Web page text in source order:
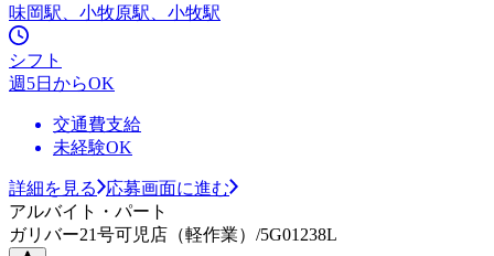
味岡駅、小牧原駅、小牧駅
シフト
週5日からOK
交通費支給
未経験OK
詳細を見る
応募画面に進む
アルバイト・パート
ガリバー21号可児店（軽作業）/5G01238L